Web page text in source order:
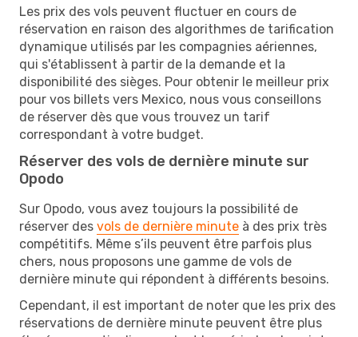
Les prix des vols peuvent fluctuer en cours de
réservation en raison des algorithmes de tarification
dynamique utilisés par les compagnies aériennes,
qui s'établissent à partir de la demande et la
disponibilité des sièges. Pour obtenir le meilleur prix
pour vos billets vers Mexico, nous vous conseillons
de réserver dès que vous trouvez un tarif
correspondant à votre budget.
Réserver des vols de dernière minute sur
Opodo
Sur Opodo, vous avez toujours la possibilité de
réserver des vols de dernière minute à des prix très
compétitifs. Même s’ils peuvent être parfois plus
chers, nous proposons une gamme de vols de
dernière minute qui répondent à différents besoins.
Cependant, il est important de noter que les prix des
réservations de dernière minute peuvent être plus